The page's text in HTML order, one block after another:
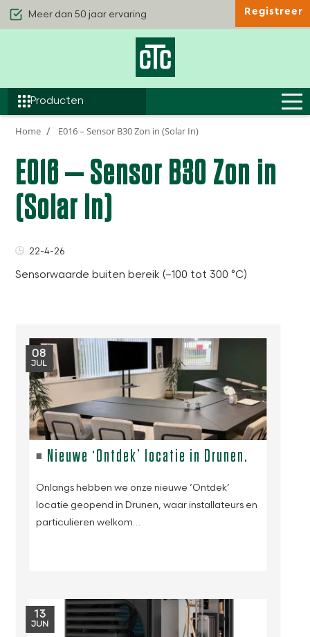
Kwaliteit & Comfort
Efficiëntie
Producten
Registreer
Home E016 – Sensor B30 Zon in (Solar In)
E016 – Sensor B30 Zon in
(Solar In)
22-4-26
Sensorwaarde buiten bereik (–100 tot 300 °C)
08
JUL
Nieuwe ‘Ontdek’ locatie in Drunen.
Onlangs hebben we onze nieuwe ‘Ontdek’
locatie geopend in Drunen, waar installateurs en
particulieren welkom…
13
JUN